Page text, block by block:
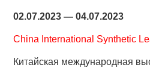
02.07.2023 — 04.07.2023
China International Synthetic
Китайская международная